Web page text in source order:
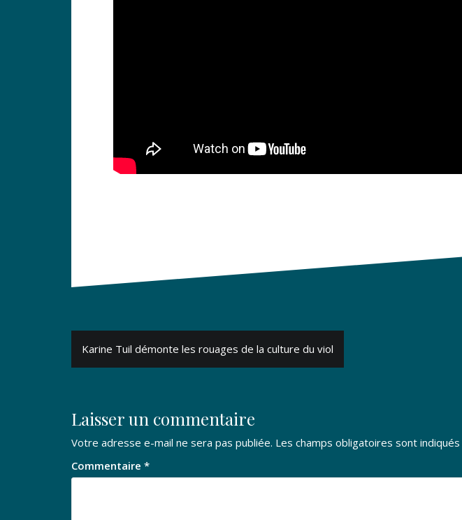
Navigation
de
Karine Tuil démonte les rouages de la culture du viol
Laisser un commentaire
Votre adresse e-mail ne sera pas publiée. Les champs obligatoires sont indiqués
Commentaire *